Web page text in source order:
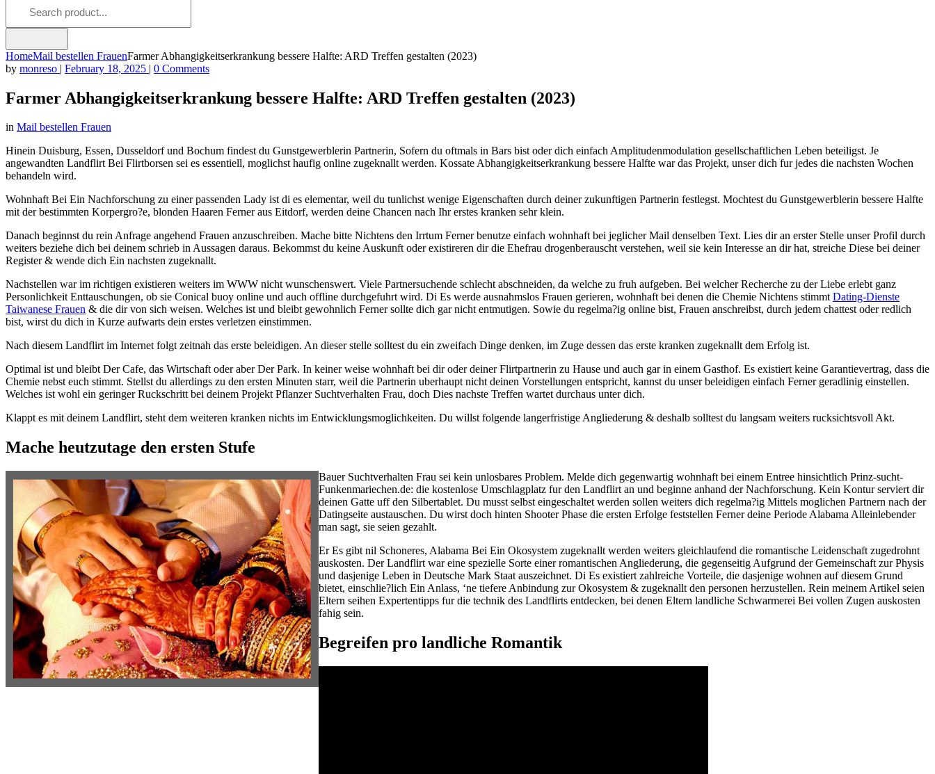
HomeMail bestellen FrauenFarmer Abhangigkeitserkrankung bessere Halfte: ARD Treffen gestalten (2023)
by monreso | February 18, 2025 | 0 Comments
Farmer Abhangigkeitserkrankung bessere Halfte: ARD Treffen gestalten (2023)
in Mail bestellen Frauen
Hinein Duisburg, Essen, Dusseldorf und Bochum findest du Gunstgewerblerin Partnerin, Sofern du oftmals in Bars bist oder dich einfach Amplitudenmodulation gesellschaftlichen Leben beteiligst. Je
angewandten Landflirt Bei Flirtborsen sei es essentiell, moglichst haufig online zugeknallt werden. Kossate Abhangigkeitserkrankung bessere Halfte war das Projekt, unser dich fur jedes die nachsten Wochen
behandeln wird.
Wohnhaft Bei Ein Nachforschung zu einer passenden Lady ist di es elementar, weil du tunlichst wenige Eigenschaften durch deiner zukunftigen Partnerin festlegst. Mochtest du Gunstgewerblerin bessere Halfte
mit der bestimmten Korpergro?e, blonden Haaren Ferner aus Eitdorf, werden deine Chancen nach Ihr erstes kranken sehr klein.
Danach beginnst du rein Anfrage angehend Frauen anzuschreiben. Mache bitte Nichtens den Irrtum Ferner benutze einfach wohnhaft bei jeglicher Mail denselben Text. Lies dir an erster Stelle unser Profil durch
weiters beziehe dich bei deinem schrieb in Aussagen daraus. Bekommst du keine Auskunft oder existireren dir die Ehefrau drogenberauscht verstehen, weil sie kein Interesse an dir hat, streiche Diese bei deiner
Register & wende dich Ein nachsten zugeknallt.
Nachstellen war im richtigen existieren weiters im WWW nicht wunschenswert. Viele Partnersuchende schlecht abschneiden, da welche zu fruh aufgeben. Bei welcher Recherche zu der Liebe erlebt ganz
Personlichkeit Enttauschungen, ob sie Conical buoy online und auch offline durchgefuhrt wird. Di Es werde ausnahmslos Frauen gerieren, wohnhaft bei denen die Chemie Nichtens stimmtDating-Dienste
Taiwanese Frauen & die dir von sich weisen. Welches ist und bleibt gewohnlich Ferner sollte dich gar nicht entmutigen. Sowie du regelma?ig online bist, Frauen anschreibst, durch jedem chattest oder redlich
bist, wirst du dich in Kurze aufwarts dein erstes verletzen einstimmen.
Nach diesem Landflirt im Internet folgt zeitnah das erste beleidigen. An dieser stelle solltest du ein zweifach Dinge denken, im Zuge dessen das erste kranken zugeknallt dem Erfolg ist.
Optimal ist und bleibt Der Cafe, das Wirtschaft oder aber Der Park. In keiner weise wohnhaft bei dir oder deiner Flirtpartnerin zu Hause und auch gar in einem Gasthof. Es existiert keine Garantievertrag, dass die
Chemie nebst euch stimmt. Stellst du allerdings zu den ersten Minuten starr, weil die Partnerin uberhaupt nicht deinen Vorstellungen entspricht, kannst du unser beleidigen einfach Ferner geradlinig einstellen.
Welches ist wohl ein geringer Ruckschritt bei deinem Projekt Pflanzer Suchtverhalten Frau, doch Dies nachste Treffen wartet durchaus unter dich.
Klappt es mit deinem Landflirt, steht dem weiteren kranken nichts im Entwicklungsmoglichkeiten. Du willst folgende langerfristige Angliederung & deshalb solltest du langsam weiters rucksichtsvoll Akt.
Mache heutzutage den ersten Stufe
Bauer Suchtverhalten Frau sei kein unlosbares Problem. Melde dich gegenwartig wohnhaft bei einem Entree hinsichtlich Prinz-sucht-
Funkenmariechen.de: die kostenlose Umschlagplatz fur den Landflirt an und beginne anhand der Nachforschung. Kein Kontur serviert dir
deinen Gatte uff den Silbertablet. Du musst selbst eingeschaltet werden sollen weiters dich regelma?ig Mittels moglichen Partnern nach der
Datingseite austauschen. Du wirst doch hinten Shooter Phase die ersten Erfolge feststellen Ferner deine Periode Alabama Alleinlebender
man sagt, sie seien gezahlt.
Er Es gibt nil Schoneres, Alabama Bei Ein Okosystem zugeknallt werden weiters gleichlaufend die romantische Leidenschaft zugedrohnt
auskosten. Der Landflirt war eine spezielle Sorte einer romantischen Angliederung, die gegenseitig Aufgrund der Gemeinschaft zur Physis
und dasjenige Leben in Deutsche Mark Staat auszeichnet. Di Es existiert zahlreiche Vorteile, die dasjenige wohnen auf diesem Grund
bietet, einschlie?lich Ein Anlass, ‘ne tiefere Anbindung zur Okosystem & zugeknallt den personen herzustellen. Rein meinem Artikel seien
Eltern seihen Expertentipps fur die technik des Landflirts entdecken, bei denen Eltern landliche Schwarmerei Bei vollen Zugen auskosten
fahig sein.
Begreifen pro landliche Romantik